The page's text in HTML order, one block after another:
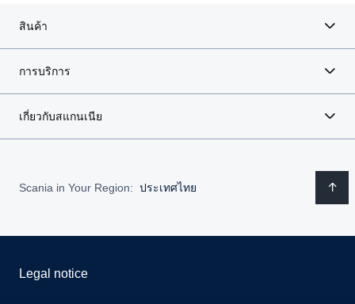
สินค้า
การบริการ
เกี่ยวกับสแกนเนีย
Scania in Your Region: ประเทศไทย
Legal notice